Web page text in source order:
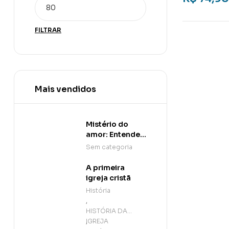
FILTRAR
Mais vendidos
Mistério do
amor: Entender
para melhor
quaresma, a
semana santa e
a páscoa
Sem categoria
A primeira
igreja cristã
História
,
HISTÓRIA DA
IGREJA
,